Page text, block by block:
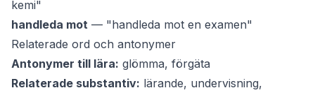
kemi"
handleda mot — "handleda mot en examen"
Relaterade ord och antonymer
Antonymer till lära: glömma, förgäta
Relaterade substantiv: lärande, undervisning,